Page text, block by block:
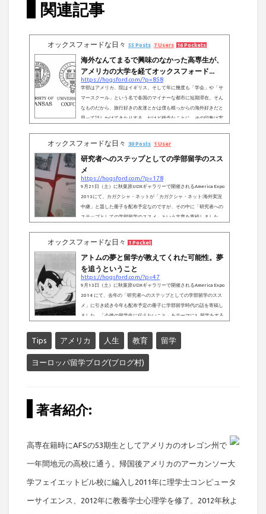
関連記事
オックスフォードな日々 55 Posts 7 Users 16 Pockets
海外なんてまるで興味のなかった高専生が、
アメリカの大学を経てオックスフォード...
https://hogsford.com/?p=858
学部はアメリカ、院はイギリス。そして年に幾度も「学会」や「サ
マースクール」という名で各国のマイナーな都市に短期滞在。そん
なものだから、旅行好きの友達とかは僕も根っからの海外好きだと
思って話しかけてきたりする。だけど残念なことに、その印象は実
に差し掛かる。先日パソコンの整理をしていたら、2012年の「第1
回カガクシャ・ネット総会」で、留学を考えている学生に向けて作
ったスライドが出て...
オックスフォードな日々 30 Posts 1 User
研究者へのステップとしての学部留学のスス
メ
https://hogsford.com/?p=178
9月21日（土）に秋葉原UDXギャラリーで開催されるAmerica Expo
2013にて、カガクシャ・ネットが「カガクシャ・ネット:海外実況
中継」と題した冊子を配布予定なのですが、その中に「研究者への
ステップとしての学部留学のススメ」という文章を寄稿しました。
メリカ学部留学3 オナーズプログラムのススメ」と重複する点もい
くつかありますが興味があれば是非読んでみてください。 研究者へ
のステップとし...
オックスフォードな日々 1 Pocket
アトムの夢と留学が教えてくれた可能性。夢
を追うということ
https://hogsford.com/?p=47
9月13日（土）に秋葉原UDXギャラリーで開催されるAmerica Expo
2014 にて、去年の「研究者へのステップとしての学部留学のスス
メ」に引き続き今年も配布予定の冊子に学部留学時代の話を寄稿し
ました。「今後の留学生に伝えたいこと」をテーマに1. 留学をする
する学生に伝えたいことを執筆するようにお願いされたので、以前
に書いた「大好きな先生」をベースに加筆しました。ぜひ読んでみ
てください^^探究せよ、真理こそ我らのしるべなり未だにはっきり
と覚えている幼...
Tips アメリカ 人生 教育 留学
ヨーロッパ留学ブログ(ブログ村)
著者紹介:
高専在籍時にAFSの53期生としてアメリカのオレゴン州で
一年間地元の高校に通う。帰国後アメリカのアーカンソー大
学フェイエットビル校に編入し2011年に理学士コンピュータ
ーサイエンス、2012年に教養学士心理学を修了。2012年秋よ